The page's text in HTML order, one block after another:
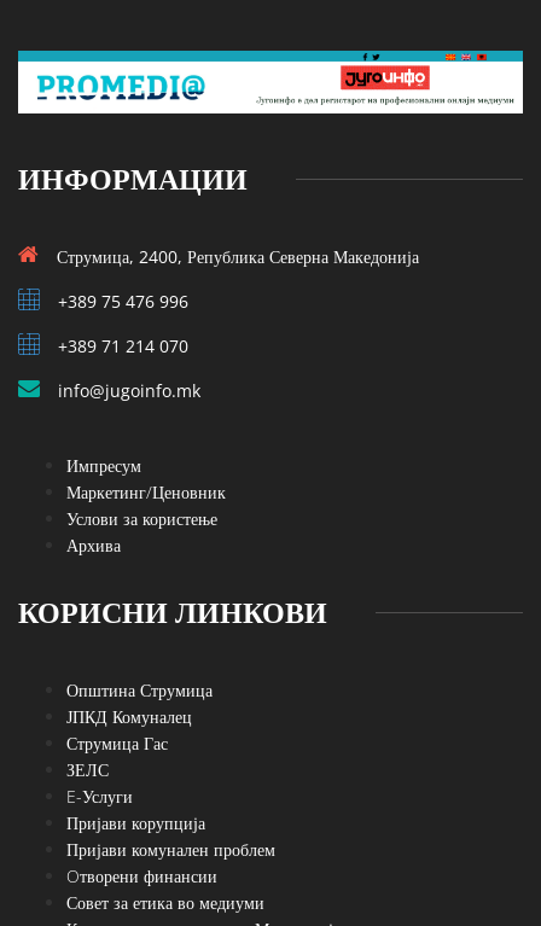
ИНФОРМАЦИИ
Струмица, 2400, Република Северна Македонија
+389 75 476 996
+389 71 214 070
info@jugoinfo.mk
Импресум
Маркетинг/Ценовник
Услови за користење
Архива
КОРИСНИ ЛИНКОВИ
Општина Струмица
ЈПКД Комуналец
Струмица Гас
ЗЕЛС
E-Услуги
Пријави корупција
Пријави комунален проблем
Oтворени финансии
Совет за етика во медиуми